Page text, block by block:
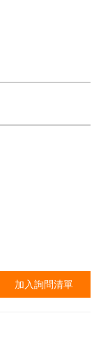
加入詢問清單